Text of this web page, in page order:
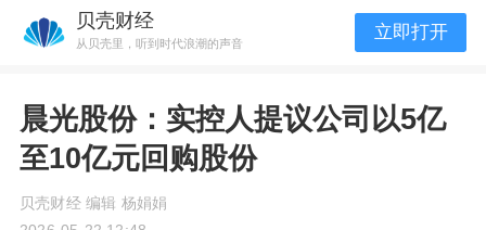
贝壳财经
从贝壳里，听到时代浪潮的声音
立即打开
晨光股份：实控人提议公司以5亿
至10亿元回购股份
贝壳财经 编辑 杨娟娟